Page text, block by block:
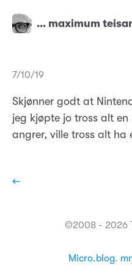
… maximum
7/10/19
Skjønner godt at
jeg kjøpte jo tross alt
angrer, ville tross alt ha
←
©2008 - 2026
Micro.blog.